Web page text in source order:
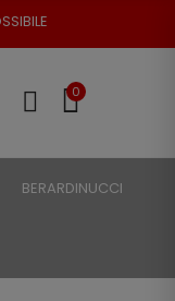
0
BERARDINUCCI